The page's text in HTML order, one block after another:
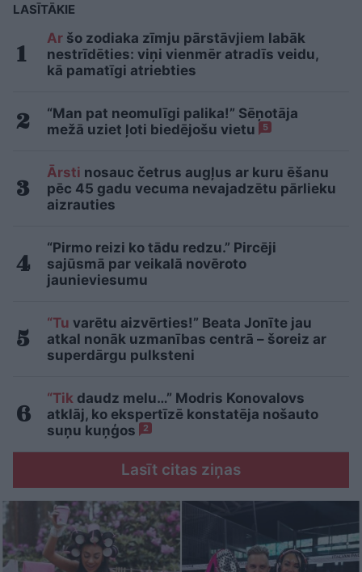
LASĪTĀKIE
Ar šo zodiaka zīmju pārstāvjiem labāk
nestrīdēties: viņi vienmēr atradīs veidu,
kā pamatīgi atriebties
“Man pat neomulīgi palika!” Sēņotāja
mežā uziet ļoti biedējošu vietu
5
Ārsti nosauc četrus augļus ar kuru ēšanu
pēc 45 gadu vecuma nevajadzētu pārlieku
aizrauties
“Pirmo reizi ko tādu redzu.” Pircēji
sajūsmā par veikalā novēroto
jaunieviesumu
“Tu varētu aizvērties!” Beata Jonīte jau
atkal nonāk uzmanības centrā – šoreiz ar
superdārgu pulksteni
“Tik daudz melu…” Modris Konovalovs
atklāj, ko ekspertīzē konstatēja nošauto
suņu kuņģos
2
Lasīt citas ziņas